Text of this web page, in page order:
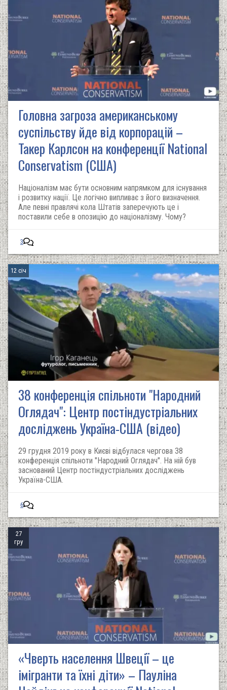
Головна загроза американському
суспільству йде від корпорацій –
Такер Карлсон на конференції National
Conservatism (США)
Націоналізм має бути основним напрямком для існування
і розвитку нації. Це логічно випливає з його визначення.
Але певні правлячі кола Штатів заперечують це і
поставили себе в опозицію до націоналізму. Чому?
3
12 січ
38 конференція спільноти "Народний
Оглядач": Центр постіндустріальних
досліджень Україна-США (відео)
29 грудня 2019 року в Києві відбулася чергова 38
конференція спільноти "Народний Оглядач". На ній був
заснований Центр постіндустріальних досліджень
Україна-США.
6
27
гру
«Чверть населення Швеції – це
імігранти та їхні діти» – Пауліна